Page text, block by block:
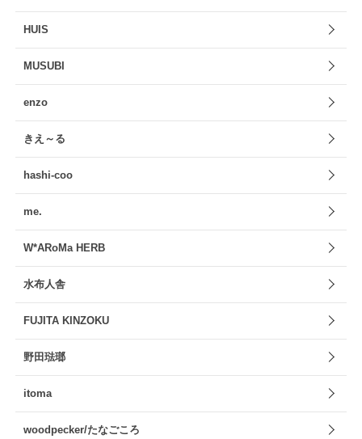
HUIS
MUSUBI
enzo
きえ～る
hashi-coo
me.
W*ARoMa HERB
水布人舎
FUJITA KINZOKU
野田琺瑯
itoma
woodpecker/たなごころ